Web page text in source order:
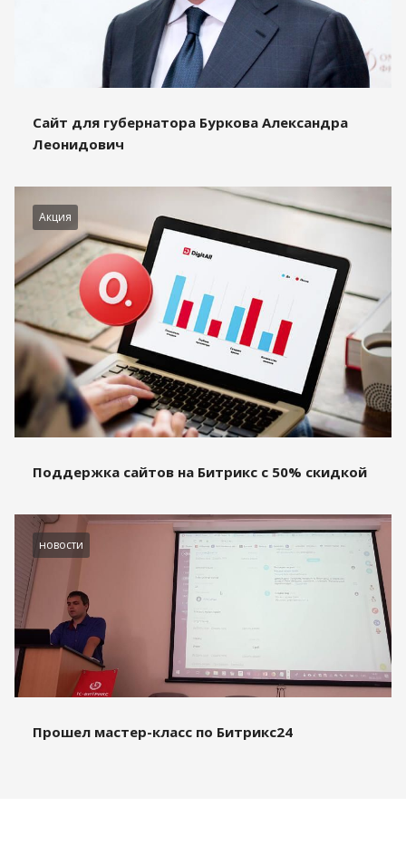
Сайт для губернатора Буркова Александра
Леонидович
Акция
Поддержка сайтов на Битрикс с 50% скидкой
новости
Прошел мастер-класс по Битрикс24